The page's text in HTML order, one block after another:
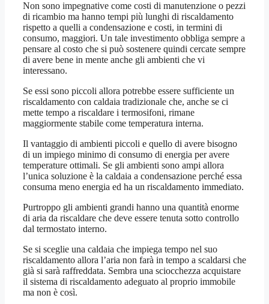
Non sono impegnative come costi di manutenzione o pezzi
di ricambio ma hanno tempi più lunghi di riscaldamento
rispetto a quelli a condensazione e costi, in termini di
consumo, maggiori. Un tale investimento obbliga sempre a
pensare al costo che si può sostenere quindi cercate sempre
di avere bene in mente anche gli ambienti che vi
interessano.
Se essi sono piccoli allora potrebbe essere sufficiente un
riscaldamento con caldaia tradizionale che, anche se ci
mette tempo a riscaldare i termosifoni, rimane
maggiormente stabile come temperatura interna.
Il vantaggio di ambienti piccoli e quello di avere bisogno
di un impiego minimo di consumo di energia per avere
temperature ottimali. Se gli ambienti sono ampi allora
l’unica soluzione è la caldaia a condensazione perché essa
consuma meno energia ed ha un riscaldamento immediato.
Purtroppo gli ambienti grandi hanno una quantità enorme
di aria da riscaldare che deve essere tenuta sotto controllo
dal termostato interno.
Se si sceglie una caldaia che impiega tempo nel suo
riscaldamento allora l’aria non farà in tempo a scaldarsi che
già si sarà raffreddata. Sembra una sciocchezza acquistare
il sistema di riscaldamento adeguato al proprio immobile
ma non è così.